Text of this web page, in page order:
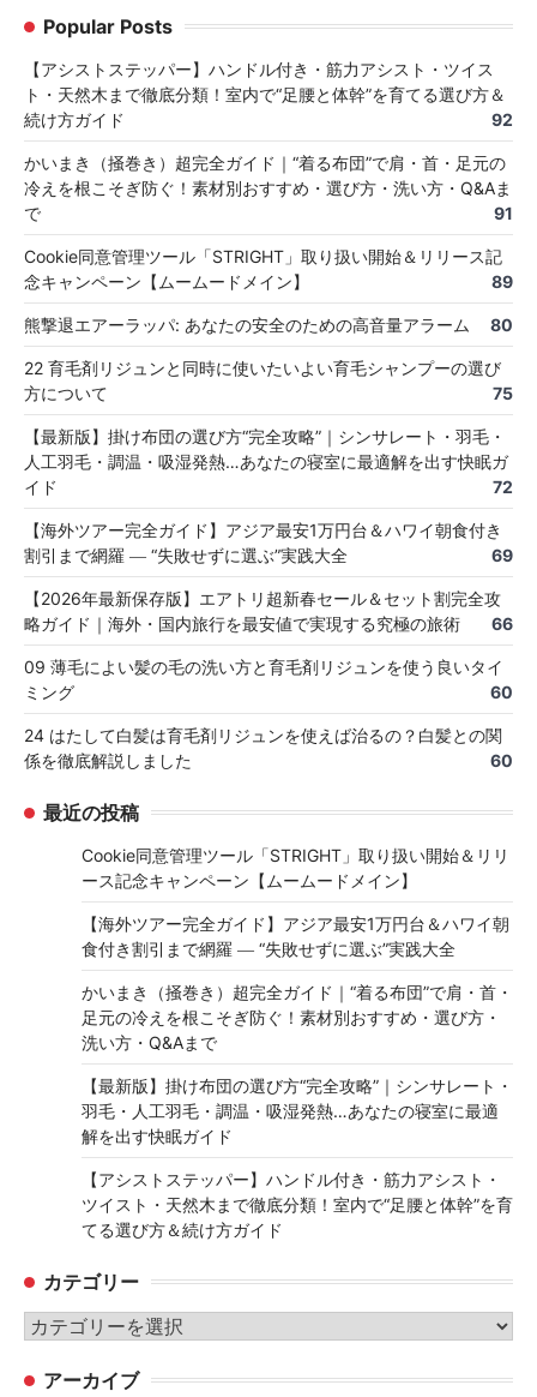
Popular Posts
【アシストステッパー】ハンドル付き・筋力アシスト・ツイス
ト・天然木まで徹底分類！室内で“足腰と体幹”を育てる選び方＆
続け方ガイド
92
かいまき（掻巻き）超完全ガイド｜“着る布団”で肩・首・足元の
冷えを根こそぎ防ぐ！素材別おすすめ・選び方・洗い方・Q&Aま
で
91
Cookie同意管理ツール「STRIGHT」取り扱い開始＆リリース記
念キャンペーン【ムームードメイン】
89
熊撃退エアーラッパ: あなたの安全のための高音量アラーム 80
22 育毛剤リジュンと同時に使いたいよい育毛シャンプーの選び
方について
75
【最新版】掛け布団の選び方“完全攻略”｜シンサレート・羽毛・
人工羽毛・調温・吸湿発熱…あなたの寝室に最適解を出す快眠ガ
イド
72
【海外ツアー完全ガイド】アジア最安1万円台＆ハワイ朝食付き
割引まで網羅 ― “失敗せずに選ぶ”実践大全
69
【2026年最新保存版】エアトリ超新春セール＆セット割完全攻
略ガイド｜海外・国内旅行を最安値で実現する究極の旅術
66
09 薄毛によい髪の毛の洗い方と育毛剤リジュンを使う良いタイ
ミング
60
24 はたして白髪は育毛剤リジュンを使えば治るの？白髪との関
係を徹底解説しました
60
最近の投稿
Cookie同意管理ツール「STRIGHT」取り扱い開始＆リリ
ース記念キャンペーン【ムームードメイン】
【海外ツアー完全ガイド】アジア最安1万円台＆ハワイ朝
食付き割引まで網羅 ― “失敗せずに選ぶ”実践大全
かいまき（掻巻き）超完全ガイド｜“着る布団”で肩・首・
足元の冷えを根こそぎ防ぐ！素材別おすすめ・選び方・
洗い方・Q&Aまで
【最新版】掛け布団の選び方“完全攻略”｜シンサレート・
羽毛・人工羽毛・調温・吸湿発熱…あなたの寝室に最適
解を出す快眠ガイド
【アシストステッパー】ハンドル付き・筋力アシスト・
ツイスト・天然木まで徹底分類！室内で“足腰と体幹”を育
てる選び方＆続け方ガイド
カテゴリー
カ
ゴ アーカイブ